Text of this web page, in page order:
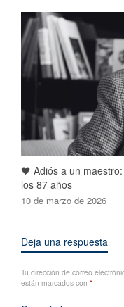
🖤 Adiós a un
los 87 años
10 de marzo de 2026
Deja una respuesta
Tu dirección de correo
están marcados con *